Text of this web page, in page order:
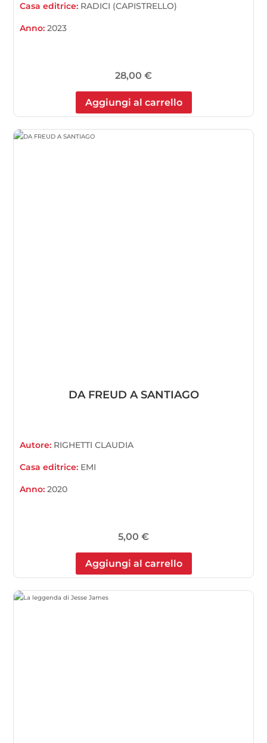
Casa editrice: RADICI (CAPISTRELLO)
Anno:2023
28,00 €
Aggiungi al carrello
DA FREUD A SANTIAGO
Autore: RIGHETTI CLAUDIA
Casa editrice: EMI
Anno:2020
5,00 €
Aggiungi al carrello